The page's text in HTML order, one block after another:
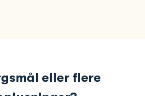
eller flere